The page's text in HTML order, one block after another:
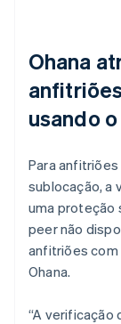
Ohana
usando
Para
sublocação, a
uma proteção
peer não
anfitriões com
Ohana.
“A verificação